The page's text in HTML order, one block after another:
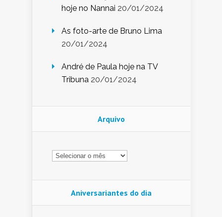
hoje no Nannai 20/01/2024
As foto-arte de Bruno Lima
20/01/2024
André de Paula hoje na TV
Tribuna 20/01/2024
Arquivo
Arquivo
Aniversariantes do dia